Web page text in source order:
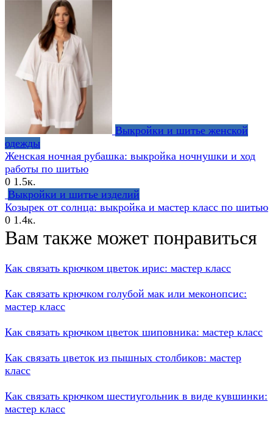
Выкройки и шитье женской
одежды
Женская ночная рубашка: выкройка ночнушки и ход
работы по шитью
0 1.5к.
Выкройки и шитье изделий
Козырек от солнца: выкройка и мастер класс по шитью
0 1.4к.
Вам также может понравиться
Как связать крючком цветок ирис: мастер класс
Как связать крючком голубой мак или меконопсис:
мастер класс
Как связать крючком цветок шиповника: мастер класс
Как связать цветок из пышных столбиков: мастер
класс
Как связать крючком шестиугольник в виде кувшинки:
мастер класс